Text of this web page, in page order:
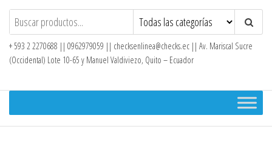
Checks – Tienda en Línea
+ 593 2 2270688 || 0962979059 || checksenlinea@checks.ec || Av. Mariscal Sucre
(Occidental) Lote 10-65 y Manuel Valdiviezo, Quito – Ecuador